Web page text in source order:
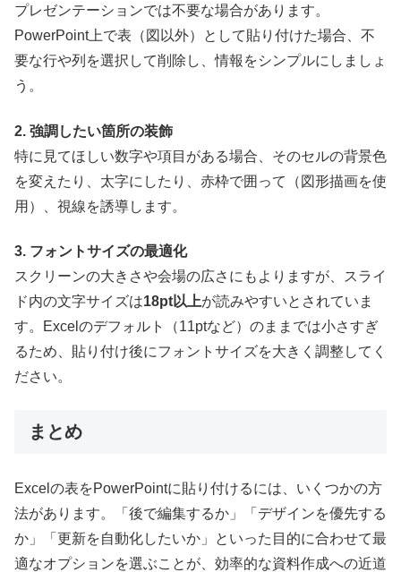
プレゼンテーションでは不要な場合があります。
PowerPoint上で表（図以外）として貼り付けた場合、不
要な行や列を選択して削除し、情報をシンプルにしましょ
う。
2. 強調したい箇所の装飾
特に見てほしい数字や項目がある場合、そのセルの背景色
を変えたり、太字にしたり、赤枠で囲って（図形描画を使
用）、視線を誘導します。
3. フォントサイズの最適化
スクリーンの大きさや会場の広さにもよりますが、スライ
ド内の文字サイズは18pt以上が読みやすいとされていま
す。Excelのデフォルト（11ptなど）のままでは小さすぎ
るため、貼り付け後にフォントサイズを大きく調整してく
ださい。
まとめ
Excelの表をPowerPointに貼り付けるには、いくつかの方
法があります。「後で編集するか」「デザインを優先する
か」「更新を自動化したいか」といった目的に合わせて最
適なオプションを選ぶことが、効率的な資料作成への近道